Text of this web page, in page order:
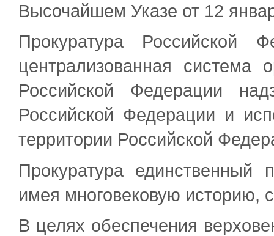
Высочайшем Указе от 12
Прокуратура Российской
централизованная система
Российской Федерации
Российской Федерации и
территории Российской
Прокуратура единственный
имея многовековую историю,
В целях обеспечения